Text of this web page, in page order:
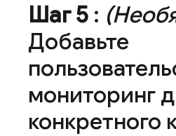
Шаг 5 :
Добавьте
мониторинг
конкретного